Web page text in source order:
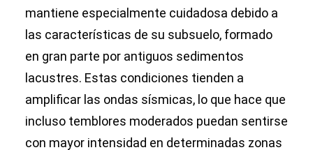
mantiene especialmente cuidadosa debido a
las características de su subsuelo, formado
en gran parte por antiguos sedimentos
lacustres. Estas condiciones tienden a
amplificar las ondas sísmicas, lo que hace que
incluso temblores moderados puedan sentirse
con mayor intensidad en determinadas zonas